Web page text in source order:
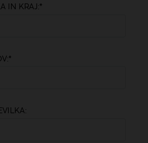
IN KRAJ:*
*